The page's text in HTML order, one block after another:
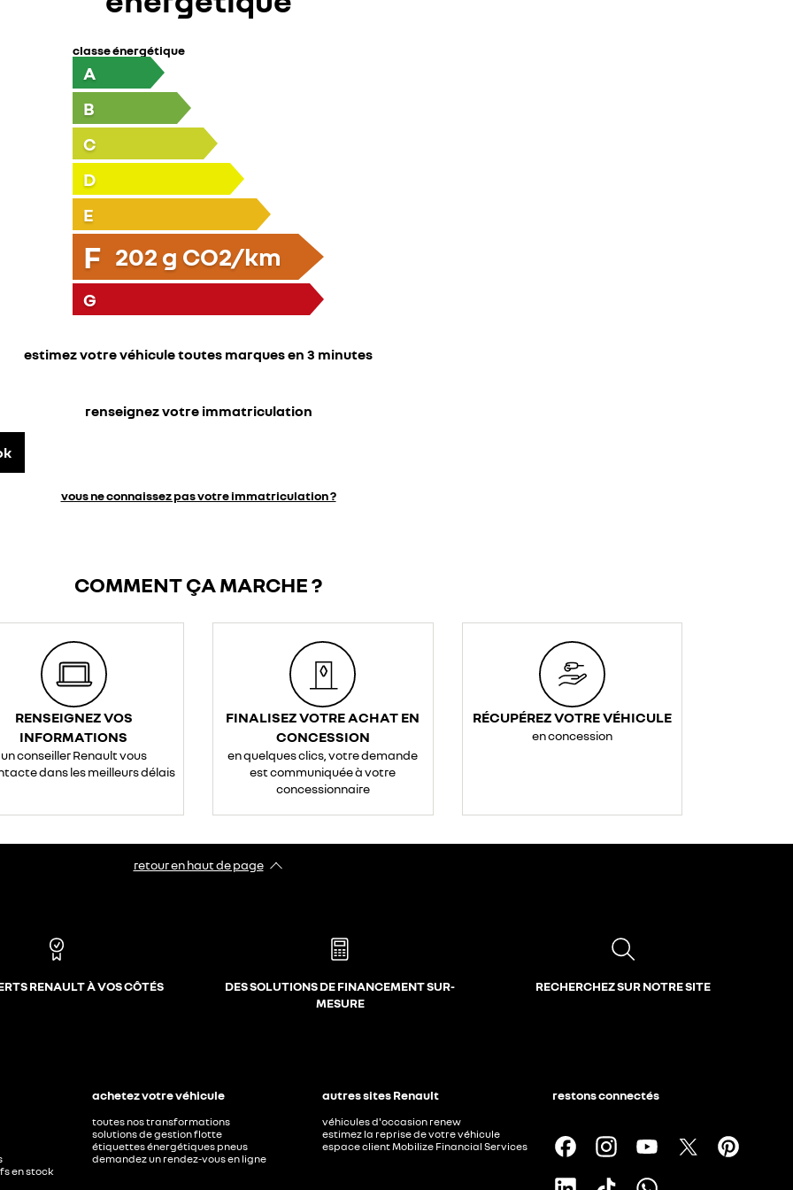
classe énergétique
A
B
C
D
E
F 202 g CO2/km
G
estimez votre véhicule toutes marques en 3 minutes
renseignez votre immatriculation
vous ne connaissez pas votre immatriculation ?
COMMENT ÇA MARCHE ?
RENSEIGNEZ VOS
INFORMATIONS
un conseiller Renault vous
dans les meilleurs délais
FINALISEZ VOTRE ACHAT EN
CONCESSION
en quelques clics, votre demande
est communiquée à votre
concessionnaire
RÉCUPÉREZ VOTRE VÉHICULE
en concession
retour en haut de page​
RENAULT À VOS CÔTÉS
DES SOLUTIONS DE FINANCEMENT SUR-
MESURE
RECHERCHEZ SUR NOTRE SITE
en stock
achetez votre véhicule
toutes nos transformations
solutions de gestion flotte
étiquettes énergétiques pneus
demandez un rendez-vous en ligne
autres sites Renault
véhicules d'occasion renew
estimez la reprise de votre véhicule
espace client Mobilize Financial Services
restons connectés